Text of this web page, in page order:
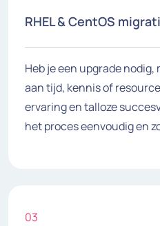
RHEL & CentOS
Heb je een upgrade
aan tijd, kennis of
ervaring en talloze
het proces eenvoudig en
03